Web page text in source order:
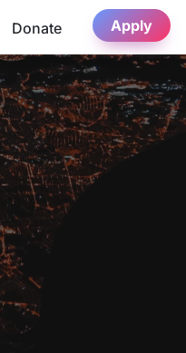
Donate Apply